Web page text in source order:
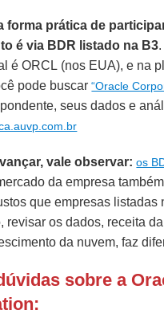
forma prática de
é via BDR listado na B3
é ORCL (nos EUA), e na
pode buscar“Oracle
seus dados e
vale observar: os
da empresa
que empresas listadas
revisar os dados, receita
da nuvem, faz
sobre a